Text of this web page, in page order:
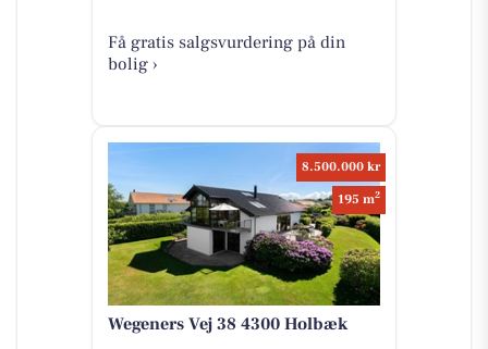
Få gratis salgsvurdering på din
bolig ›
8.500.000 kr
195 m2
Wegeners Vej 38 4300 Holbæk